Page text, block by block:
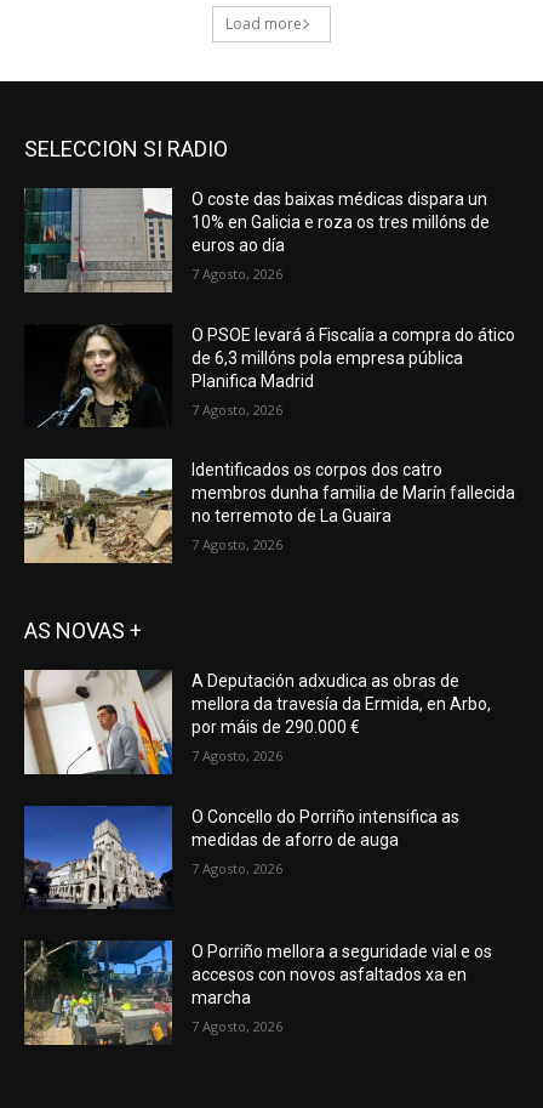
SELECCION SI RADIO
O coste das baixas médicas dispara un
10% en Galicia e roza os tres millóns de
euros ao día
7 Agosto, 2026
O PSOE levará á Fiscalía a compra do ático
de 6,3 millóns pola empresa pública
Planifica Madrid
7 Agosto, 2026
Identificados os corpos dos catro
membros dunha familia de Marín fallecida
no terremoto de La Guaira
7 Agosto, 2026
AS NOVAS +
A Deputación adxudica as obras de
mellora da travesía da Ermida, en Arbo,
por máis de 290.000 €
7 Agosto, 2026
O Concello do Porriño intensifica as
medidas de aforro de auga
7 Agosto, 2026
O Porriño mellora a seguridade vial e os
accesos con novos asfaltados xa en
marcha
7 Agosto, 2026